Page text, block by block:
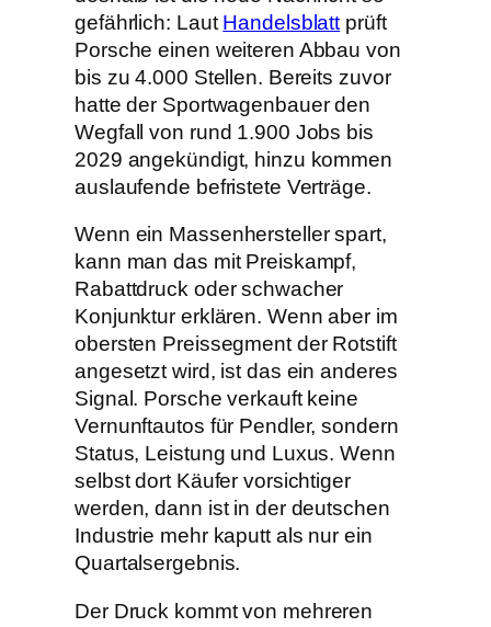
gefährlich: Laut Handelsblatt prüft
Porsche einen weiteren Abbau von
bis zu 4.000 Stellen. Bereits zuvor
hatte der Sportwagenbauer den
Wegfall von rund 1.900 Jobs bis
2029 angekündigt, hinzu kommen
auslaufende befristete Verträge.
Wenn ein Massenhersteller spart,
kann man das mit Preiskampf,
Rabattdruck oder schwacher
Konjunktur erklären. Wenn aber im
obersten Preissegment der Rotstift
angesetzt wird, ist das ein anderes
Signal. Porsche verkauft keine
Vernunftautos für Pendler, sondern
Status, Leistung und Luxus. Wenn
selbst dort Käufer vorsichtiger
werden, dann ist in der deutschen
Industrie mehr kaputt als nur ein
Quartalsergebnis.
Der Druck kommt von mehreren